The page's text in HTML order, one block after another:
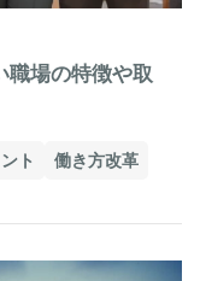
職場の特徴や取
ト 働き方改革